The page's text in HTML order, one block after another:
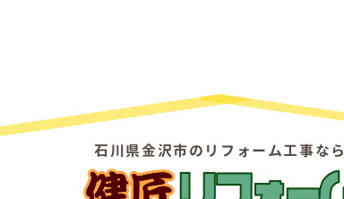
石川県金沢市のリフォーム工事なら